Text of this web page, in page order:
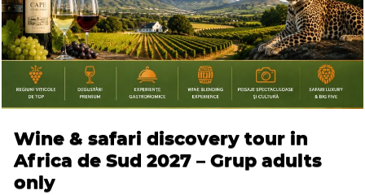
Wine & safari discovery tour in
Africa de Sud 2027 – Grup adults
only